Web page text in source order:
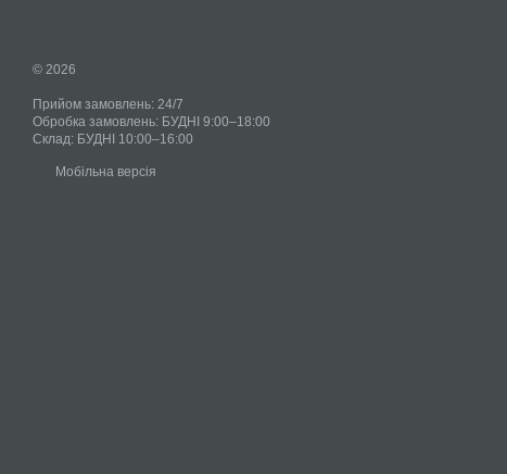
© 2026
Прийом замовлень: 24/7
Обробка замовлень: БУДНІ 9:00–18:00
Склад: БУДНІ 10:00–16:00
Мобільна версія